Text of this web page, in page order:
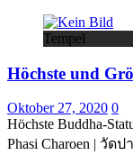
Tempel
Höchste und
Oktober 27, 2020 0
Höchste Buddha-
Phasi Charoen | วัด